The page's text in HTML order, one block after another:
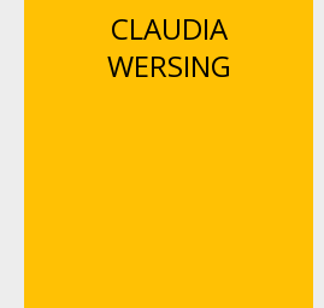
CLAUDIA
WERSING